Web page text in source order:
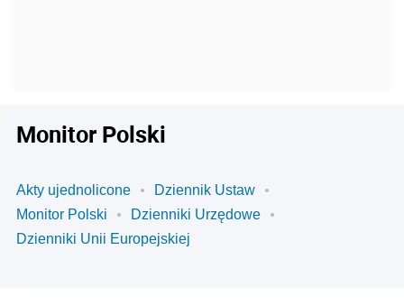
Monitor Polski
Akty ujednolicone
Dziennik Ustaw
Monitor Polski
Dzienniki Urzędowe
Dzienniki Unii Europejskiej